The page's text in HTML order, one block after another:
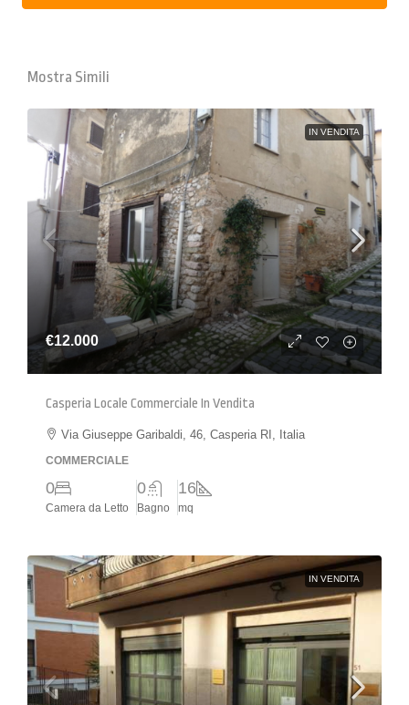
Mostra Simili
IN VENDITA
€12.000
Casperia Locale Commerciale In Vendita
Via Giuseppe Garibaldi, 46, Casperia RI, Italia
COMMERCIALE
0
Camera da Letto
0
Bagno
16
mq
IN VENDITA